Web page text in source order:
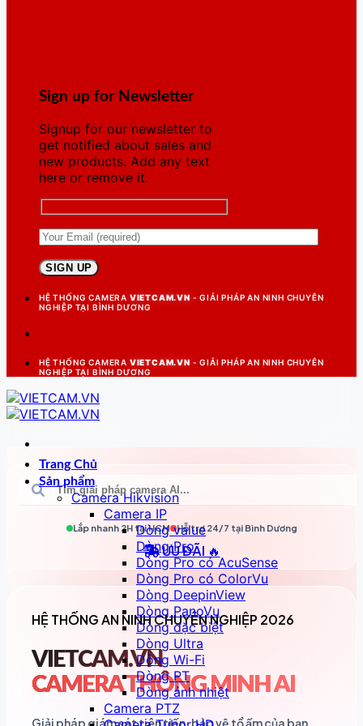
Sign up for Newsletter
Signup for our newsletter to
get notified about sales and
new products. Add any text
here or remove it.
HỆ THỐNG CAMERA VIETCAM.VN - GIẢI PHÁP AN NINH CHUYÊN
NGHIỆP TẠI BÌNH DƯƠNG
HỆ THỐNG CAMERA VIETCAM.VN - GIẢI PHÁP AN NINH CHUYÊN
NGHIỆP TẠI BÌNH DƯƠNG
Trang Chủ
Sản phẩm
Camera Hikvision
Camera IP
Dòng value
Dòng Pro
Dòng Pro có AcuSense
Dòng Pro có ColorVu
Dòng DeepinView
Dòng PanoVu
Dòng đặc biệt
Dòng Ultra
Dòng Wi-Fi
Dòng PT
Dòng ảnh nhiệt
Camera PTZ
Lắp nhanh 2H tạiHCM Hỗ trợ 24/7 tại Bình Dương
ƯU ĐÃI 🔥
HỆ THỐNG AN NINH CHUYÊN NGHIỆP 2026
VIETCAM.VN
CAMERA THÔNG MINH AI
Giải pháp giám sát tiên tiến, bảo vệ tổ ấm của bạn